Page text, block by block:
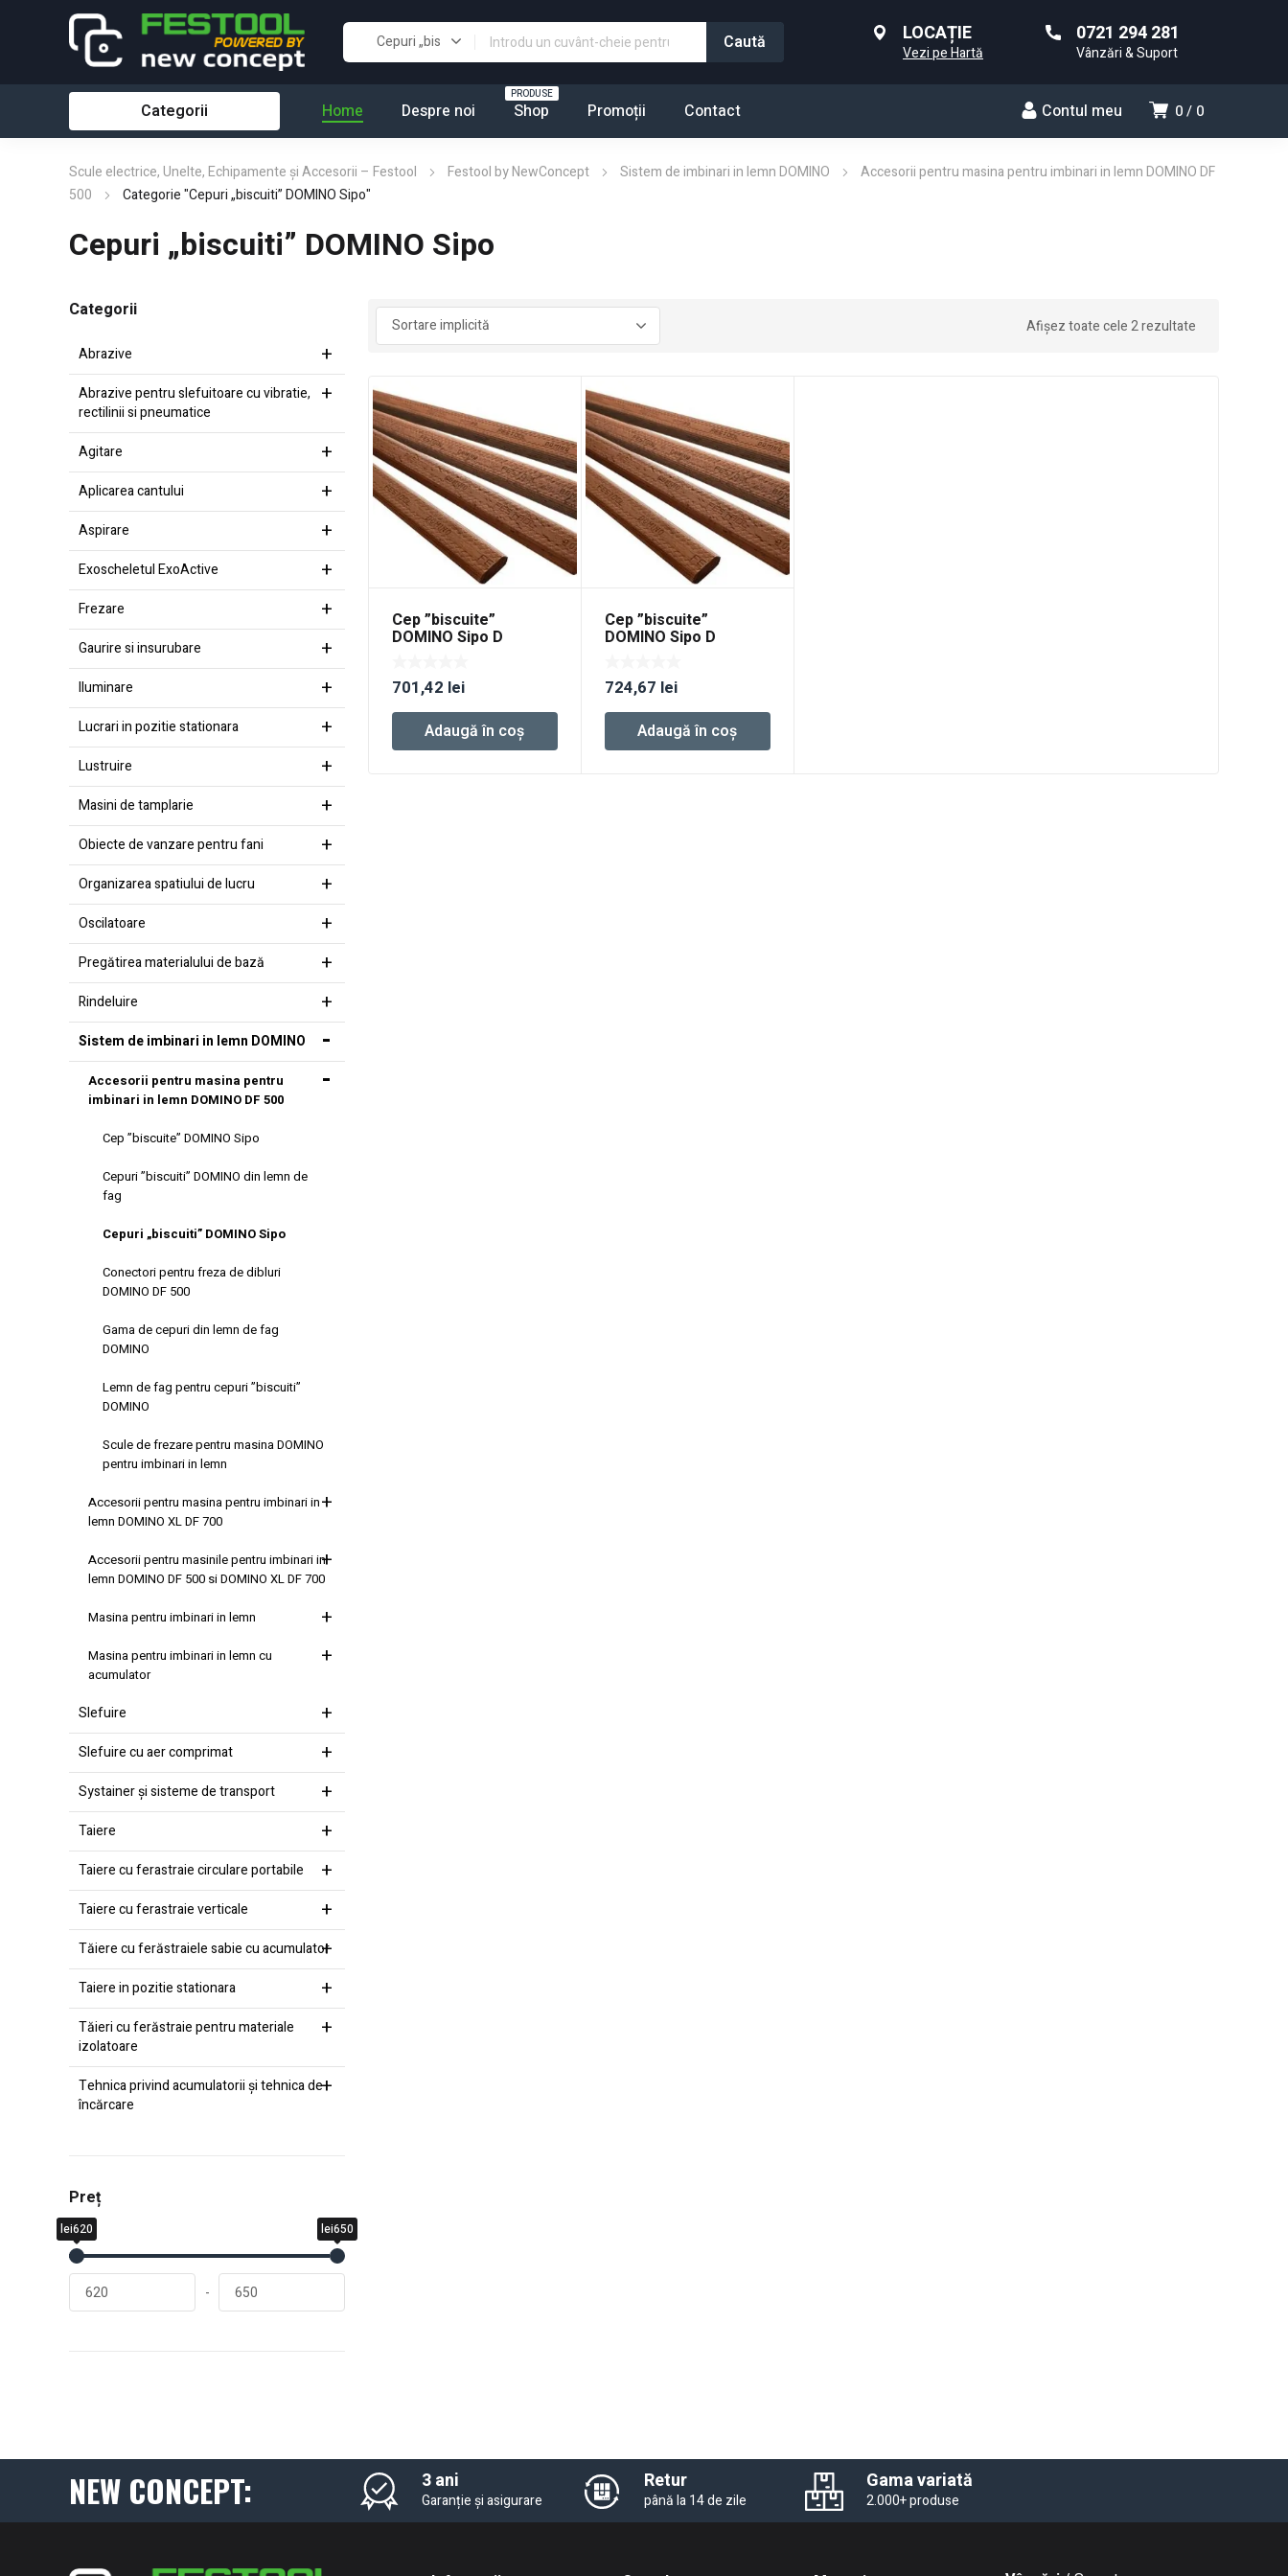
LOCAȚIE
Vezi pe Hartă
0721 294 281
Vânzări & Suport
0 0
Contul meu
Categorii Home Despre noi Shop
PRODUSE
Promoții Contact
Scule electrice, Unelte, Echipamente și Accesorii – Festool Festool by NewConcept Sistem de imbinari in lemn DOMINO
Accesorii pentru masina pentru imbinari in lemn DOMINO DF
500
Categorie "Cepuri „biscuiti” DOMINO Sipo"
Cepuri „biscuiti” DOMINO Sipo
Categorii
Abrazive
Abrazive pentru slefuitoare cu vibratie,
rectilinii si pneumatice
Agitare
Aplicarea cantului
Aspirare
Exoscheletul ExoActive
Frezare
Gaurire si insurubare
Iluminare
Lucrari in pozitie stationara
Lustruire
Masini de tamplarie
Obiecte de vanzare pentru fani
Organizarea spatiului de lucru
Oscilatoare
Pregătirea materialului de bază
Rindeluire
Sistem de imbinari in lemn DOMINO
Accesorii pentru masina pentru
imbinari in lemn DOMINO DF 500
Cep ”biscuite” DOMINO Sipo
Cepuri ”biscuiti” DOMINO din lemn de
fag
Cepuri „biscuiti” DOMINO Sipo
Conectori pentru freza de dibluri
DOMINO DF 500
Gama de cepuri din lemn de fag
DOMINO
Lemn de fag pentru cepuri ”biscuiti”
DOMINO
Scule de frezare pentru masina DOMINO
pentru imbinari in lemn
Accesorii pentru masina pentru imbinari in
lemn DOMINO XL DF 700
Accesorii pentru masinile pentru imbinari in
lemn DOMINO DF 500 si DOMINO XL DF 700
Masina pentru imbinari in lemn
Masina pentru imbinari in lemn cu
acumulator
Slefuire
Slefuire cu aer comprimat
Systainer şi sisteme de transport
Taiere
Taiere cu ferastraie circulare portabile
Taiere cu ferastraie verticale
Tăiere cu ferăstraiele sabie cu acumulator
Taiere in pozitie stationara
Tăieri cu ferăstraie pentru materiale
izolatoare
Tehnica privind acumulatorii şi tehnica de
încărcare
Preț
lei620 lei650
-
Afișez toate cele 2 rezultate
Cep ”biscuite”
DOMINO Sipo D
701,42 lei
Adaugă în coș
Cep ”biscuite”
DOMINO Sipo D
724,67 lei
Adaugă în coș
NEW CONCEPT: 3 ani
Garanție și asigurare
Retur
până la 14 de zile
Gama variată
2.000+ produse